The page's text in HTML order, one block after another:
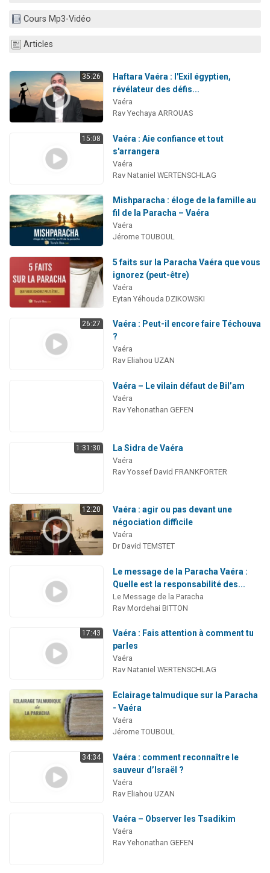
Cours Mp3-Vidéo
Articles
35:26
Haftara Vaéra : l'Exil égyptien,
révélateur des défis...
Vaéra
Rav Yechaya ARROUAS
15:08
Vaéra : Aie confiance et tout
s'arrangera
Vaéra
Rav Nataniel WERTENSCHLAG
Mishparacha : éloge de la famille au
fil de la Paracha – Vaéra
Vaéra
Jérome TOUBOUL
5 faits sur la Paracha Vaéra que vous
ignorez (peut-être)
Vaéra
Eytan Yéhouda DZIKOWSKI
26:27
Vaéra : Peut-il encore faire Téchouva
?
Vaéra
Rav Eliahou UZAN
Vaéra – Le vilain défaut de Bil’am
Vaéra
Rav Yehonathan GEFEN
1:31:30 La Sidra de Vaéra
Vaéra
Rav Yossef David FRANKFORTER
12:20
Vaéra : agir ou pas devant une
négociation difficile
Vaéra
Dr David TEMSTET
Le message de la Paracha Vaéra :
Quelle est la responsabilité des...
Le Message de la Paracha
Rav Mordehai BITTON
17:43
Vaéra : Fais attention à comment tu
parles
Vaéra
Rav Nataniel WERTENSCHLAG
Eclairage talmudique sur la Paracha
- Vaéra
Vaéra
Jérome TOUBOUL
34:34
Vaéra : comment reconnaître le
sauveur d’Israël ?
Vaéra
Rav Eliahou UZAN
Vaéra – Observer les Tsadikim
Vaéra
Rav Yehonathan GEFEN